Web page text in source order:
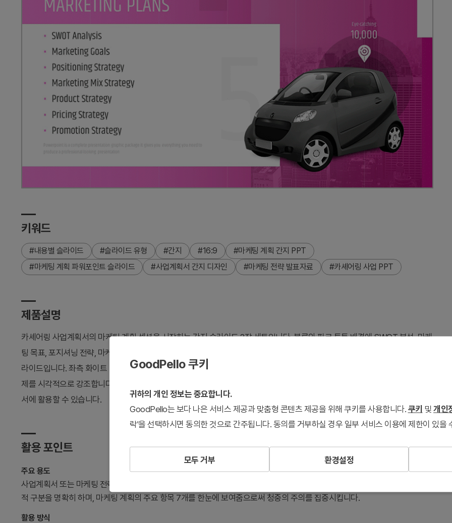
키워드
#내용별 슬라이드 #슬라이드 유형 #간지 #16:9
#마케팅 계획 간지 PPT
#마케팅 계획 파워포인트 슬라이드
#사업계획서 간지 디자인 #마케팅 전략 발표자료 #카셰어링 사업 PPT
제품설명
카셰어링 사업계획서의 마케팅 계획 섹션을 시작하는 간지 슬라이드 2장 세트입니다. 블루와 핑크 투톤 배경에 SWOT 분석, 마케
팅 목표, 포지셔닝 전략, 마케팅 믹스, 제품 전략, 가격 전략, 프로모션 전략 등 7개 항목의 텍스트 리스트를 배치한 파워포인트 슬
라이드입니다. 좌측 화이트 박스에 마케팅 계획 개요를 정리하고, 우측에 카셰어링 차량 이미지와 위치 아이콘을 배치하여 사업 주
제를 시각적으로 강조합니다. 16:9 와이드 비율 PPTX 형식으로 즉시 편집 가능하며, 사업계획서·투자유치 발표·마케팅 전략 보고
서에 활용할 수 있습니다.
활용 포인트
주요 용도
사업계획서 또는 마케팅 전략 보고서에서 마케팅 계획 섹션의 시작을 알리는 간지 역할을 합니다. 블루와 핑크 투톤 배경으로 시각
적 구분을 명확히 하며, 마케팅 계획의 주요 항목 7개를 한눈에 보여줌으로써 청중의 주의를 집중시킵니다.
활용 방식
GoodPello 쿠키
귀하의 개인 정보는 중요합니다.
GoodPello는 보다 나은 서비스 제공과 맞춤형 콘텐츠 제공을 위해 쿠키를 사용합니다. 쿠키 및 개인
락'을 선택하시면 동의한 것으로 간주됩니다. 동의를 거부하실 경우 일부 서비스 이용에 제한이 있을
모두 거부 환경설정